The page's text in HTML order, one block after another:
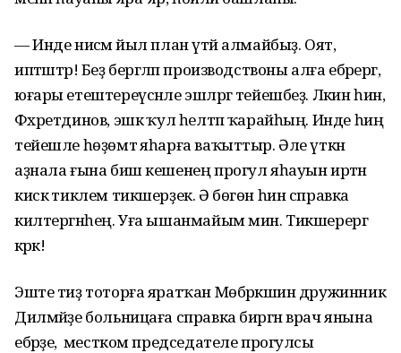
— Инде нисәмә йыл план үтәй алмайбыҙ. Оят,
иптәштәр! Беҙ бергәләп производствоны алға ебәрергә,
юғары етештереүсәнле эшләргә тейешбеҙ. Ләкин һин,
Фәхретдинов, эшкә ҡул һелтәп ҡарайһың. Инде һиңә
тейешле һөҙөмтә яһарға ваҡыттыр. Әле үткән
аҙнала ғына биш кешенең прогул яһауын иртән
кискә тиклем тикшерҙек. Ә бөгөн һин справка
килтергәнһең. Уға ышанмайым мин. Тикшерергә
кәрәк!
Эште тиҙ тоторға яратҡан Мөбәрәкшин дружинник
Дилмәйҙе больницаға справка биргән врач янына
ебәрҙе, ә местком председателе прогулсы